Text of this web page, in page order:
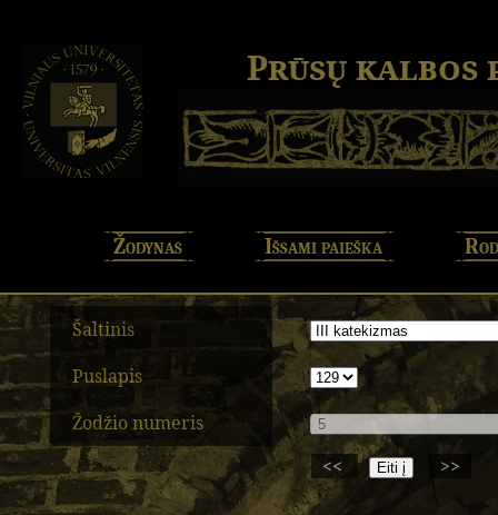
Prūsų kalbos
Žodynas Išsami paieška
Šaltinis
Puslapis
Žodžio numeris
<<
>>